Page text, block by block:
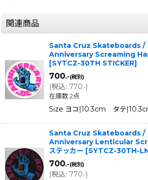
関連商品
Santa Cruz Skateboards /
Anniversary Screaming
[SYTCZ-30TH STICKER]
700.-(税別)
(税込: 770.-)
在庫数 2点
Size ヨコ|10.3cm タテ
Santa Cruz Skateboards /
Anniversary Lenticular
ステッカー [SYTCZ-30TH-
700.-(税別)
(税込: 770.-)